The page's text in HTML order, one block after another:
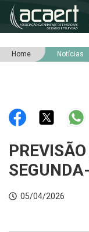
HOME
RNA
NOTÍCIAS
INTEGRIDADE
Home Notícias
05/04/2026